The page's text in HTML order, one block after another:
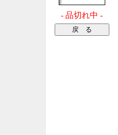
- 品切れ中 -